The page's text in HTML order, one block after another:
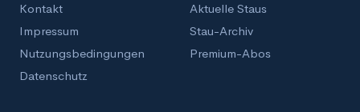
Kontakt
Impressum
Nutzungsbedingungen
Datenschutz
Aktuelle Staus
Stau-Archiv
Premium-Abos